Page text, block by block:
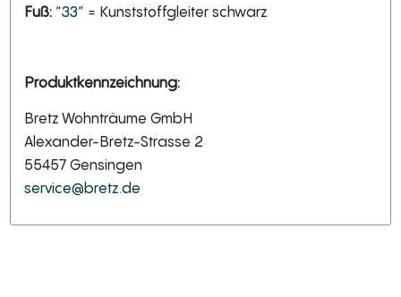
Fuß: “33” = Kunststoffgleiter schwarz
Produktkennzeichnung:
Bretz Wohnträume GmbH
Alexander-Bretz-Strasse 2
55457 Gensingen
service@bretz.de